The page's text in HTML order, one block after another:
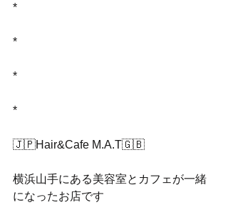
*
*
*
*
🇯🇵Hair&Cafe M.A.T🇬🇧
横浜山手にある美容室とカフェが一緒
になったお店です